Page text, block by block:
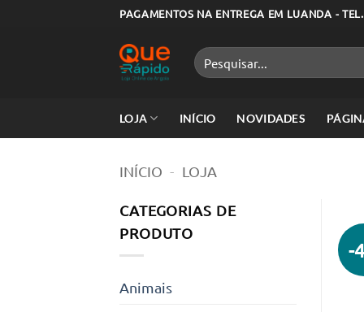
PAGAMENTOS NA ENTREGA EM LUANDA -
Pesquisar
por:
LOJA INÍCIO NOVIDADES
INÍCIO - LOJA
CATEGORIAS DE
PRODUTO
Animais
-